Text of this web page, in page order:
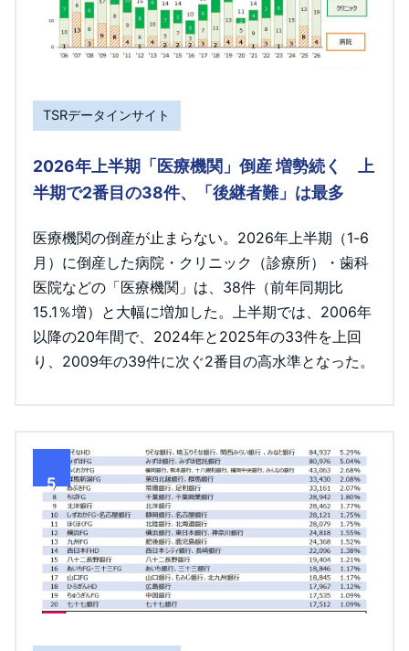
TSRデータインサイト
2026年上半期「医療機関」倒産 増勢続く 上
半期で2番目の38件、「後継者難」は最多
医療機関の倒産が止まらない。2026年上半期（1-6
月）に倒産した病院・クリニック（診療所）・歯科
医院などの「医療機関」は、38件（前年同期比
15.1％増）と大幅に増加した。上半期では、2006年
以降の20年間で、2024年と2025年の33件を上回
り、2009年の39件に次ぐ2番目の高水準となった。
5